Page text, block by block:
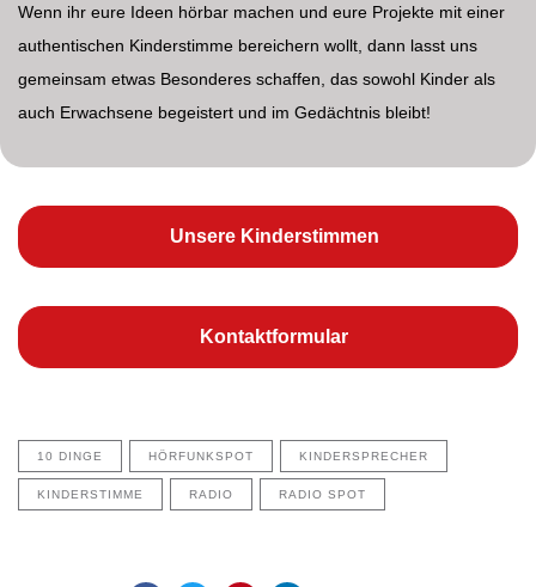
Wenn ihr eure Ideen hörbar machen und eure Projekte mit einer
authentischen Kinderstimme bereichern wollt, dann lasst uns
gemeinsam etwas Besonderes schaffen, das sowohl Kinder als
auch Erwachsene begeistert und im Gedächtnis bleibt!
Unsere Kinderstimmen
Kontaktformular
10 DINGE HÖRFUNKSPOT KINDERSPRECHER
KINDERSTIMME RADIO RADIO SPOT